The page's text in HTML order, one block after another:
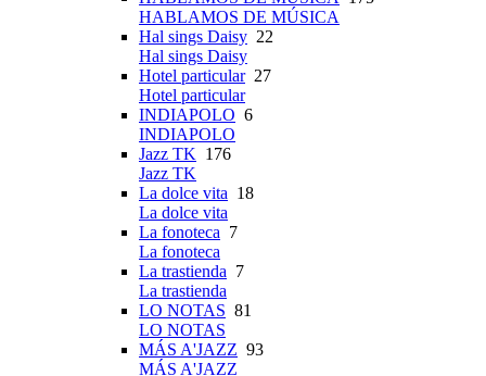
HABLAMOS DE MÚSICA
Hal sings Daisy 22
Hal sings Daisy
Hotel particular27
Hotel particular
INDIAPOLO 6
INDIAPOLO
Jazz TK 176
Jazz TK
La dolce vita 18
La dolce vita
La fonoteca 7
La fonoteca
La trastienda 7
La trastienda
LO NOTAS 81
LO NOTAS
MÁS A'JAZZ 93
MÁS A'JAZZ